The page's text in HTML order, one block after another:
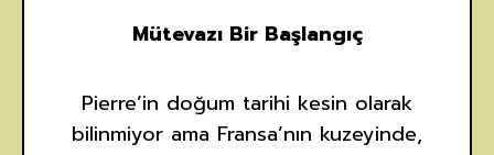
Mütevazı Bir Başlangıç
Pierre’in doğum tarihi kesin olarak
bilinmiyor ama Fransa’nın kuzeyinde,